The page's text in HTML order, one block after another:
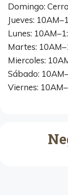
Domingo:
Jueves:
Lunes:
Martes:
Miercoles:
Sábado:
Viernes: